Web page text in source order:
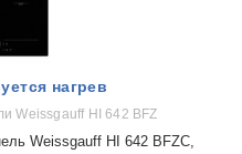
нагрев
Weissgauff HI 642 BFZ
Weissgauff HI 642 BFZC,